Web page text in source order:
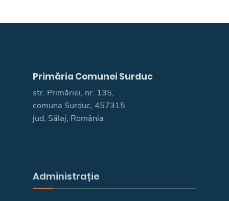
Primăria Comunei Surduc
str. Primăriei, nr. 135,
comuna Surduc, 457315
jud. Sălaj, România
Administrație